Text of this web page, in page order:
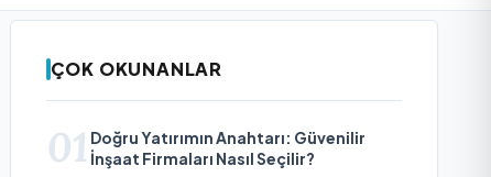
ÇOK OKUNANLAR
01 Doğru Yatırımın Anahtarı: Güvenilir
İnşaat Firmaları Nasıl Seçilir?